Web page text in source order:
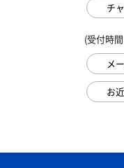
チ
(受付時
メ
お